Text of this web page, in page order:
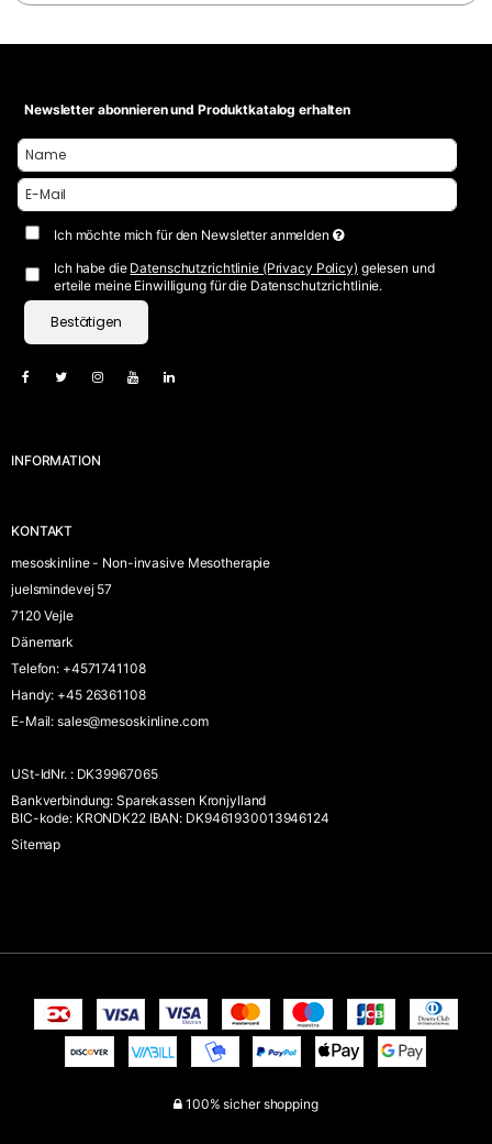
Newsletter abonnieren und Produktkatalog erhalten
Ich möchte mich für den Newsletter anmelden
Ich habe die Datenschutzrichtlinie (Privacy Policy) gelesen und
erteile meine Einwilligung für die Datenschutzrichtlinie.
Bestätigen
INFORMATION
KONTAKT
mesoskinline - Non-invasive Mesotherapie
juelsmindevej 57
7120 Vejle
Dänemark
Telefon: +4571741108
Handy: +45 26361108
E-Mail: sales@mesoskinline.com
USt-IdNr. :DK39967065
Bankverbindung: Sparekassen Kronjylland
BIC-kode: KRONDK22 IBAN: DK9461930013946124
Sitemap
100% sicher shopping